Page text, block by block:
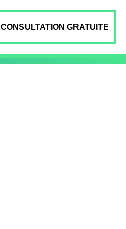
CONSULTATION GRATUITE